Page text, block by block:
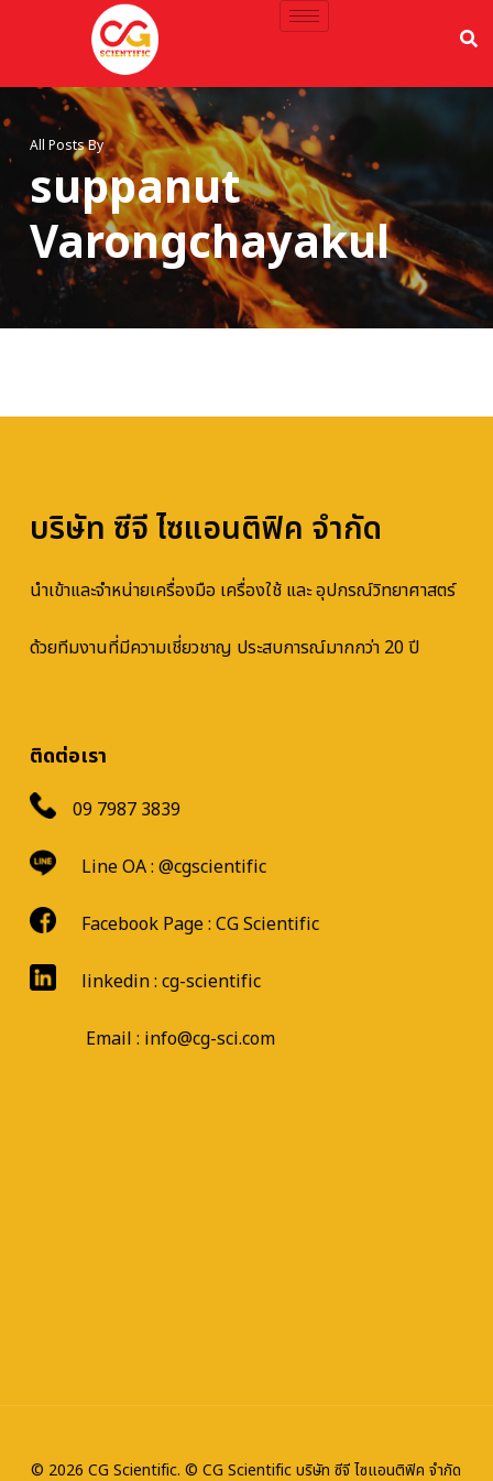
All Posts By
suppanut
Varongchayakul
บริษัท ซีจี ไซแอนติฟิค จำกัด
นำเข้าและจำหน่ายเครื่องมือ เครื่องใช้ และ อุปกรณ์วิทยาศาสตร์
ด้วยทีมงานที่มีความเชี่ยวชาญ ประสบการณ์มากกว่า 20 ปี
ติดต่อเรา
09 7987 3839
Line OA : @cgscientific
Facebook Page : CG Scientific
linkedin : cg-scientific
Email : info@cg-sci.com
© 2026 CG Scientific. © CG Scientific บริษัท ซีจี ไซแอนติฟิค จำกัด